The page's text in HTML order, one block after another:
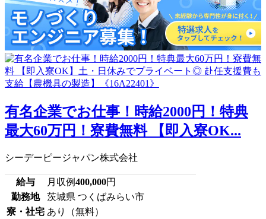
有名企業でお仕事！時給2000円！特典
最大60万円！寮費無料 【即入寮OK...
シーデーピージャパン株式会社
給与 月収例400,000円
勤務地
茨城県 つくばみらい市
寮・社宅 あり（無料）